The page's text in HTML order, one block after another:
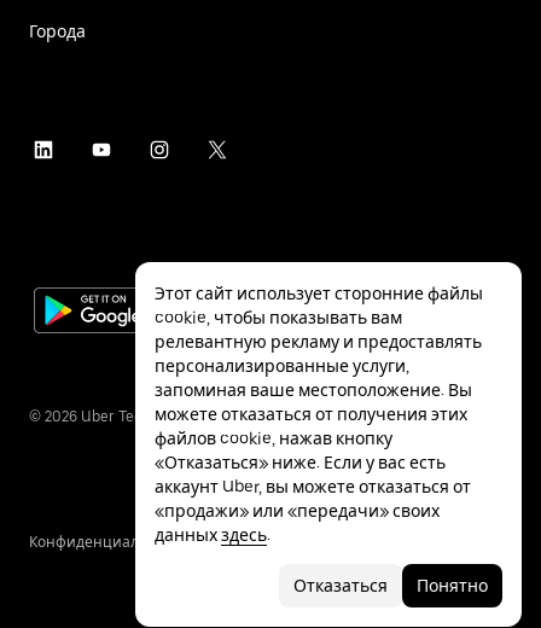
Города
© 2026 Uber Technologies Inc.
КонфиденциальностьСпециальные
Этот сайт использует сторонние файлы
cookie, чтобы показывать вам
релевантную рекламу и предоставлять
персонализированные услуги,
запоминая ваше местоположение. Вы
можете отказаться от получения этих
файлов cookie, нажав кнопку
«Отказаться» ниже. Если у вас есть
аккаунт Uber, вы можете отказаться от
«продажи» или «передачи» своих
данныхздесь.
Отказаться Понятно